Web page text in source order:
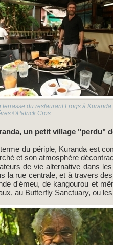
terrasse du restaurant Frogs à
©Patrick Cros
un petit village "perdu"
du périple, Kuranda est
et son atmosphère
de vie alternative dans
la rue centrale, et à travers
d'émeu, de kangourou et
au Butterfly Sanctuary, ou